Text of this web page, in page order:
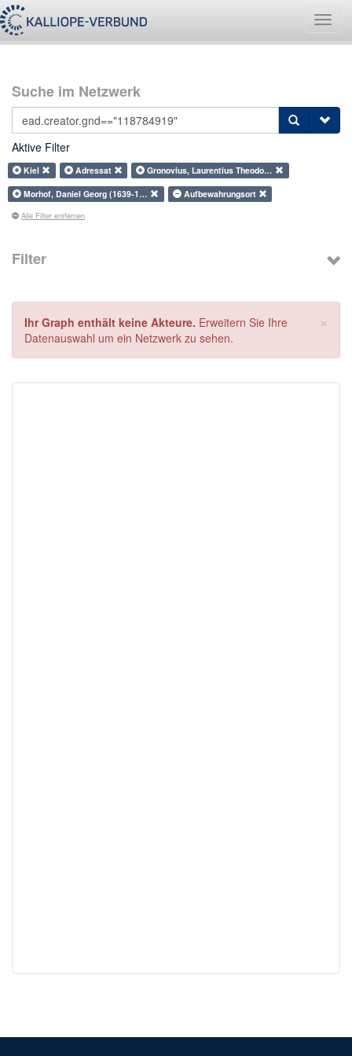
Suche im Netzwerk
Aktive Filter
Kiel Adressat
Gronovius, Laurentius Theodo…
Morhof, Daniel Georg (1639-1…
Aufbewahrungsort
Alle Filter entfernen
Filter
×
Ihr Graph enthält keine Akteure. Erweitern Sie Ihre
Datenauswahl um ein Netzwerk zu sehen.